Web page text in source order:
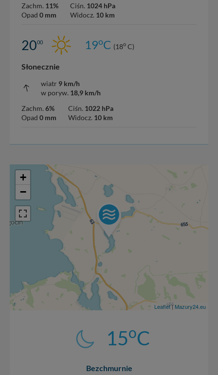
Zachm. 11%
Opad 0 mm
Ciśn. 1024 hPa
Widocz. 10 km
2000 19oC (18o C)
Słonecznie
wiatr 9 km/h
w poryw. 18,9 km/h
Zachm. 6%
Opad 0 mm
Ciśn. 1022 hPa
Widocz. 10 km
+
−
Leaflet|Mazury24.eu
15oC
Bezchmurnie